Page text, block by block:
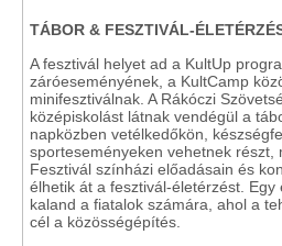
TÁBOR & FESZTIVÁL-
A fesztivál helyet ad a KultUp
záróeseményének, a KultCamp
minifesztiválnak. A Rákóczi
középiskolást látnak vendégül a
napközben vetélkedőkön,
sporteseményeken vehetnek részt,
Fesztivál színházi előadásain és
élhetik át a fesztivál-életérzést. Egy
kaland a fiatalok számára, ahol a
cél a közösségépítés.